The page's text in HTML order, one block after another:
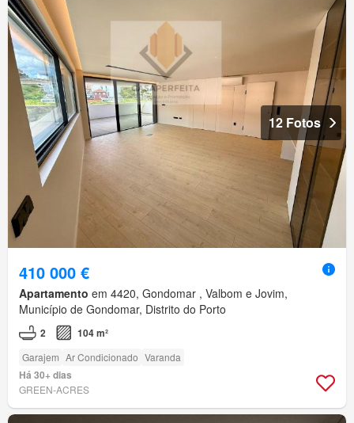
12 Fotos
410 000 €
Apartamento em 4420, Gondomar , Valbom e Jovim,
Município de Gondomar, Distrito do Porto
2 104 m²
Garajem Ar Condicionado Varanda
Há 30+ dias
GREEN-ACRES